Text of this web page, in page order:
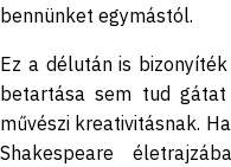
bennünket egymástól.
Ez a délután is
betartása sem tud
művészi kreativitásnak.
Shakespeare